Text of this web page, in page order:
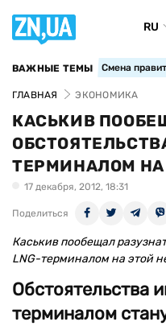
RU
ВАЖНЫЕ ТЕМЫ Смена
ГЛАВНАЯ ЭКОНОМИКА
КАСЬКИВ
ТЕРМИНАЛОМ НА
17 декабря, 2012, 18:31
Поделиться
Каськив пообещал
LNG-терминалом на этой
Обстоятельства
терминалом